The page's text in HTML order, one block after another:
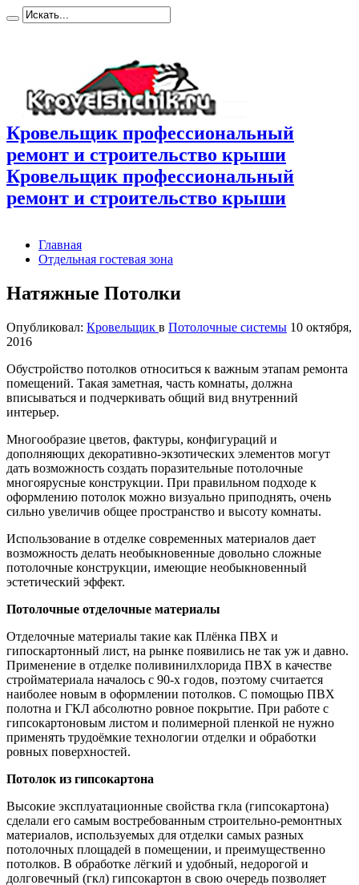
Кровельщик профессиональный
ремонт и строительство крыши
Кровельщик профессиональный
ремонт и строительство крыши
Главная
Отдельная гостевая зона
Натяжные Потолки
Опубликовал: Кровельщик в Потолочные системы 10 октября,
2016
Обустройство потолков относиться к важным этапам ремонта
помещений. Такая заметная, часть комнаты, должна
вписываться и подчеркивать общий вид внутренний
интерьер.
Многообразие цветов, фактуры, конфигураций и
дополняющих декоративно-экзотических элементов могут
дать возможность создать поразительные потолочные
многоярусные конструкции. При правильном подходе к
оформлению потолок можно визуально приподнять, очень
сильно увеличив общее пространство и высоту комнаты.
Использование в отделке современных материалов дает
возможность делать необыкновенные довольно сложные
потолочные конструкции, имеющие необыкновенный
эстетический эффект.
Потолочные отделочные материалы
Отделочные материалы такие как Плёнка ПВХ и
гипоскартонный лист, на рынке появились не так уж и давно.
Применение в отделке поливинилхлорида ПВХ в качестве
стройматериала началось с 90-х годов, поэтому считается
наиболее новым в оформлении потолков. С помощью ПВХ
полотна и ГКЛ абсолютно ровное покрытие. При работе с
гипсокартоновым листом и полимерной пленкой не нужно
применять трудоёмкие технологии отделки и обработки
ровных поверхностей.
Потолок из гипсокартона
Высокие эксплуатационные свойства гкла (гипсокартона)
сделали его самым востребованным строительно-ремонтных
материалов, используемых для отделки самых разных
потолочных площадей в помещении, и преимущественно
потолков. В обработке лёгкий и удобный, недорогой и
долговечный (гкл) гипсокартон в свою очередь позволяет